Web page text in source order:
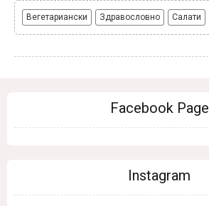
Вегетариански Здравословно Салати
Facebook Page
Instagram